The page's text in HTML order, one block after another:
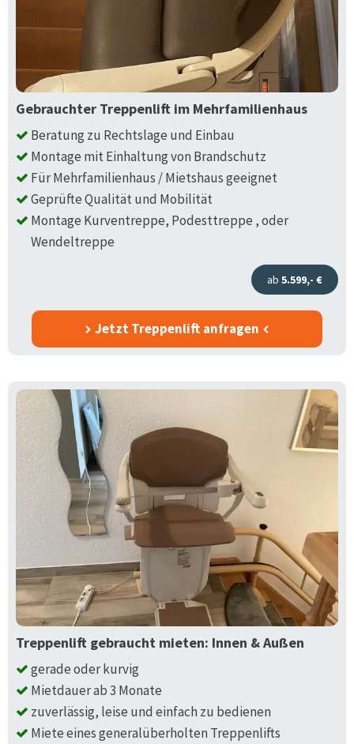
Gebrauchter Treppenlift im Mehrfamilienhaus
Beratung zu Rechtslage und Einbau
Montage mit Einhaltung von Brandschutz
Für Mehrfamilienhaus / Mietshaus geeignet
Geprüfte Qualität und Mobilität
Montage Kurventreppe, Podesttreppe , oder
Wendeltreppe
ab 5.599,- €
Jetzt Treppenlift anfragen
Treppenlift gebraucht mieten: Innen & Außen
gerade oder kurvig
Mietdauer ab 3 Monate
zuverlässig, leise und einfach zu bedienen
Miete eines generalüberholten Treppenlifts